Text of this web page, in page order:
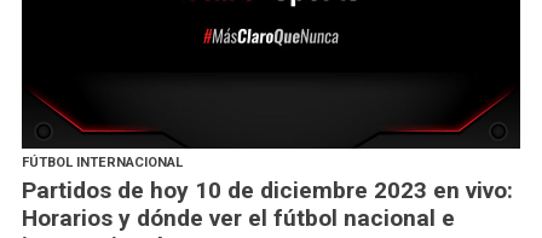
FÚTBOL INTERNACIONAL
Partidos de hoy 10 de diciembre 2023 en vivo:
Horarios y dónde ver el fútbol nacional e